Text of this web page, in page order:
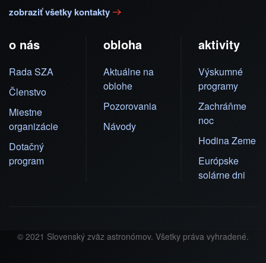
zobraziť všetky kontakty
o nás
Rada SZA
Členstvo
Miestne
organizácie
Dotačný
program
obloha
Aktuálne na
oblohe
Pozorovania
Návody
aktivity
Výskumné
programy
Zachráňme
noc
Hodina Zeme
Európske
solárne dni
© 2021 Slovenský zväz astronómov. Všetky práva vyhradené.